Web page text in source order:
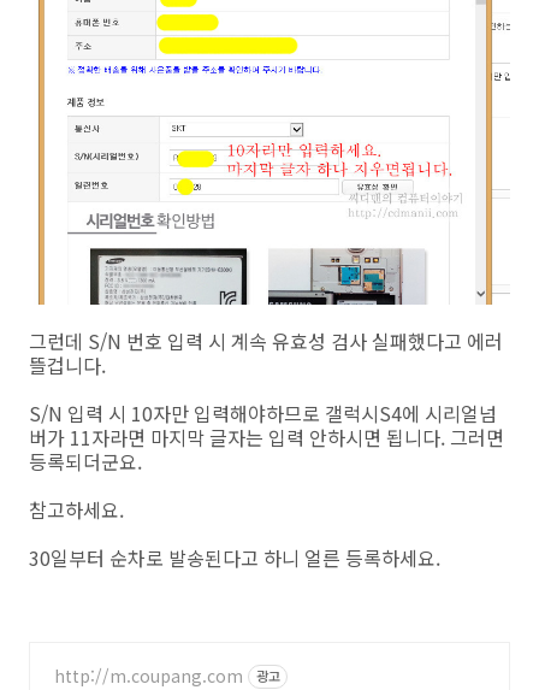
그런데 S/N 번호 입력 시 계속 유효성 검사 실패했다고 에러
뜰겁니다.
S/N 입력 시 10자만 입력해야하므로 갤럭시S4에 시리얼넘
버가 11자라면 마지막 글자는 입력 안하시면 됩니다. 그러면
등록되더군요.
참고하세요.
30일부터 순차로 발송된다고 하니 얼른 등록하세요.
http://m.coupang.com 광고